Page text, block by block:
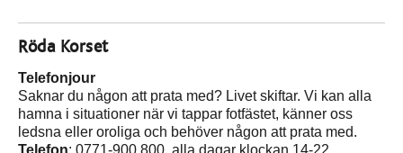
Röda Korset
Telefonjour
Saknar du någon att prata med? Livet skiftar. Vi kan alla
hamna i situationer när vi tappar fotfästet, känner oss
ledsna eller oroliga och behöver någon att prata med.
Telefon: 0771-900 800, alla dagar klockan 14-22